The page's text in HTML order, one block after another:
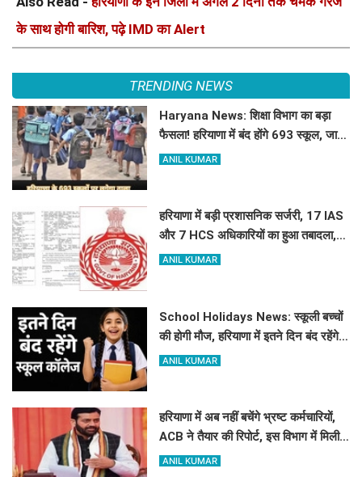
के साथ होगी बारिश, पढ़े IMD का Alert
TRENDING NEWS
Haryana News: शिक्षा विभाग का बड़ा
फैसला! हरियाणा में बंद होंगे 693 स्कूल, जाने
क्या है कारण
ANIL KUMAR
हरियाणा में बड़ी प्रशासनिक सर्जरी, 17 IAS
और 7 HCS अधिकारियों का हुआ तबादला,
यहां देखें पूरी लिस्ट
ANIL KUMAR
School Holidays News: स्कूली बच्चों
की होगी मौज, हरियाणा में इतने दिन बंद रहेंगे
स्कूल कॉलेज
ANIL KUMAR
हरियाणा में अब नहीं बचेंगे भ्रष्ट कर्मचारियों,
ACB ने तैयार की रिपोर्ट, इस विभाग में मिली
सबसे अधिक शिकायत
ANIL KUMAR